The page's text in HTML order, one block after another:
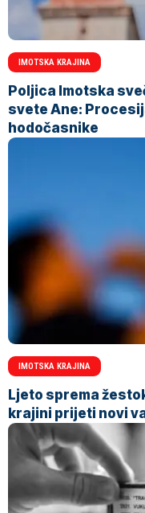
IMOTSKA KRAJINA
Poljica Imotska
svete Ane:
hodočasnike
IMOTSKA KRAJINA
Ljeto sprema
krajini prijeti novi